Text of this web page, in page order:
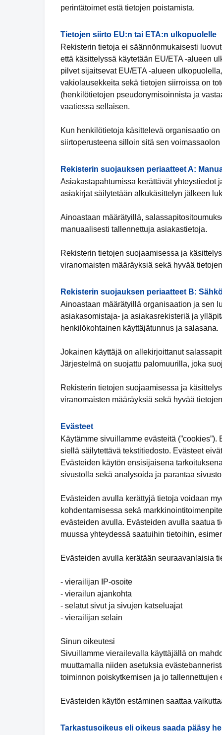
perintätoimet estä tietojen poistamista.
Tietojen siirto EU:n tai ETA:n ulkopuolelle
Rekisterin tietoja ei säännönmukaisesti
että käsittelyssä käytetään EU/ETA -alueen
pilvet sijaitsevat EU/ETA -alueen
vakiolausekkeita sekä tietojen siirroissa on
(henkilötietojen pseudonymisoinnista ja
vaatiessa sellaisen.
Kun henkilötietoja käsittelevä organisaatio
siirtoperusteena silloin sitä sen voimassaolon
Rekisterin suojauksen periaatteet A:
Asiakastapahtumissa kerättävät yhteystiedot
asiakirjat säilytetään alkukäsittelyn jälkeen
Ainoastaan määrätyillä,
manuaalisesti tallennettuja asiakastietoja.
Rekisterin tietojen suojaamisessa ja
viranomaisten määräyksiä sekä hyvää
Rekisterin suojauksen periaatteet B:
Ainoastaan määrätyillä organisaation ja sen
asiakasomistaja- ja asiakasrekisteriä ja
henkilökohtainen käyttäjätunnus ja salasana.
Jokainen käyttäjä on allekirjoittanut
Järjestelmä on suojattu palomuurilla, joka
Rekisterin tietojen suojaamisessa ja
viranomaisten määräyksiä sekä hyvää
Evästeet
Käytämme sivuillamme evästeitä
siellä säilytettävä tekstitiedosto. Evästeet
Evästeiden käytön ensisijaisena
sivustolla sekä analysoida ja parantaa
Evästeiden avulla kerättyjä tietoja voidaan
kohdentamisessa sekä
evästeiden avulla. Evästeiden avulla saatua
muussa yhteydessä saatuihin tietoihin,
Evästeiden avulla kerätään seuraavanlaisia
- vierailijan IP-osoite
- vierailun ajankohta
- selatut sivut ja sivujen katseluajat
- vierailijan selain
Sinun oikeutesi
Sivuillamme vierailevalla käyttäjällä on
muuttamalla niiden asetuksia
toiminnon poiskytkemisen ja jo tallennettujen
Evästeiden käytön estäminen saattaa
Tarkastusoikeus eli oikeus saada pääsy